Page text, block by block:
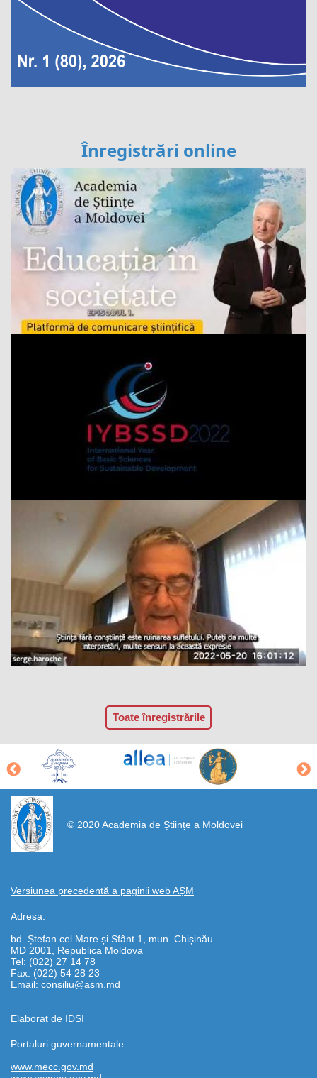
Înregistrări online
Toate înregistrările
© 2020 Academia de Științe a Moldovei
Versiunea precedentă a paginii web AȘM
Adresa:
bd. Ștefan cel Mare și Sfânt 1, mun. Chișinău
MD 2001, Republica Moldova
Tel: (022) 27 14 78
Fax: (022) 54 28 23
Email: consiliu@asm.md
Elaborat de IDSI
https://propletenie.ru/
Portaluri guvernamentale
www.mecc.gov.md